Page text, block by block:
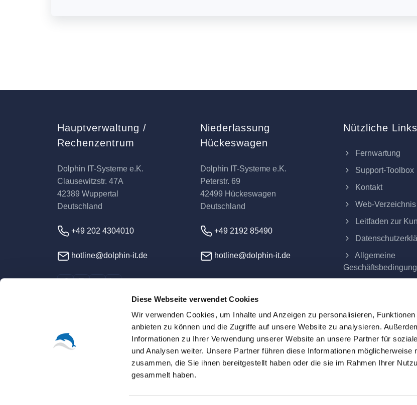
Diese Webseite verwendet Cookies
Wir verwenden Cookies, um Inhalte und Anzeigen zu personalisieren,
anbieten zu können und die Zugriffe auf unsere Website zu analysieren.
Informationen zu Ihrer Verwendung unserer Website an unsere Partner für
und Analysen weiter. Unsere Partner führen diese Informationen möglicherweise
zusammen, die Sie ihnen bereitgestellt haben oder die sie im Rahmen Ihrer
gesammelt haben.
Hauptverwaltung /
Rechenzentrum
Dolphin IT-Systeme e.K.
Clausewitzstr. 47A
42389 Wuppertal
Deutschland
+49 202 4304010
hotline@dolphin-it.de
Niederlassung
Hückeswagen
Dolphin IT-Systeme e.K.
Peterstr. 69
42499 Hückeswagen
Deutschland
+49 2192 85490
hotline@dolphin-it.de
Nützliche Links
Fernwartung
Support-Toolbox
Kontakt
Web-Verzeichnis
Leitfaden zur
Allgemeine
© 2026 Dolphin IT-Systeme e.K.
Sofern nicht ausdrücklich anders vereinbart, sind alle Preise Festpreise und verstehen sich